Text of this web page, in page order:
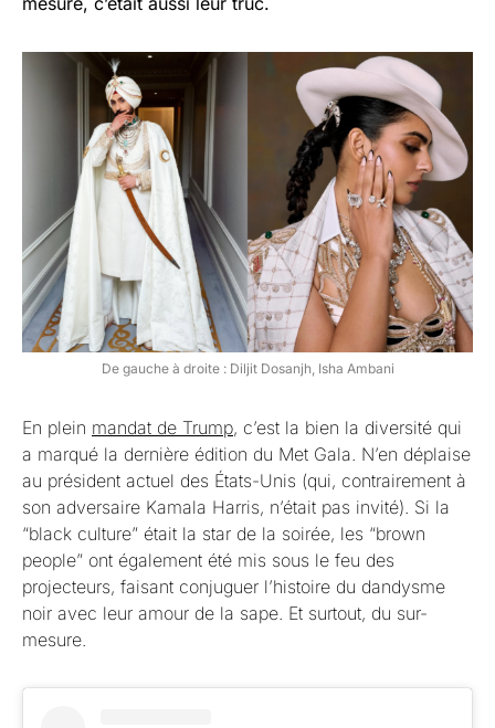
De gauche à droite : Diljit Dosanjh, Isha Ambani
En plein mandat de Trump, c’est la bien la diversité qui
a marqué la dernière édition du Met Gala. N’en déplaise
au président actuel des États-Unis (qui, contrairement à
son adversaire Kamala Harris, n’était pas invité). Si la
“black culture” était la star de la soirée, les “brown
people” ont également été mis sous le feu des
projecteurs, faisant conjuguer l’histoire du dandysme
noir avec leur amour de la sape. Et surtout, du sur-
mesure.